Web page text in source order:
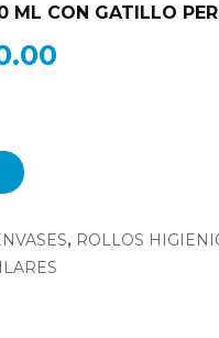
ML CON GATILLO
, ROLLOS